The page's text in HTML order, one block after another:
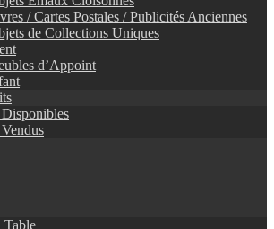
/ Cartes Postales / Publicités Anciennes
de Collections Uniques
d’Appoint
Table